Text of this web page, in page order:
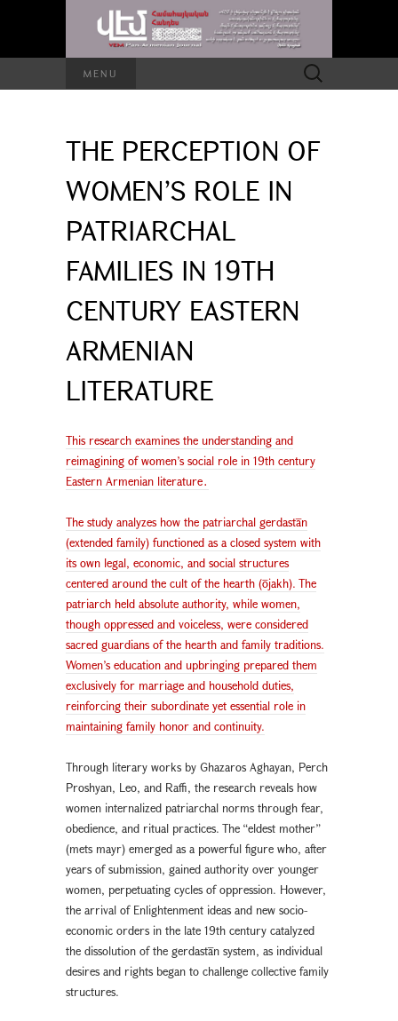
MENU
Search
for:
THE PERCEPTION OF
WOMEN’S ROLE IN
PATRIARCHAL
FAMILIES IN 19TH
CENTURY EASTERN
ARMENIAN
LITERATURE
This research examines the understanding and
reimagining of women’s social role in 19th century
Eastern Armenian literature․
The study analyzes how the patriarchal gerdastān
(extended family) functioned as a closed system with
its own legal, economic, and social structures
centered around the cult of the hearth (ōjakh). The
patriarch held absolute authority, while women,
though oppressed and voiceless, were considered
sacred guardians of the hearth and family traditions.
Women’s education and upbringing prepared them
exclusively for marriage and household duties,
reinforcing their subordinate yet essential role in
maintaining family honor and continuity.
Through literary works by Ghazaros Aghayan, Perch
Proshyan, Leo, and Raffi, the research reveals how
women internalized patriarchal norms through fear,
obedience, and ritual practices. The “eldest mother”
(mets mayr) emerged as a powerful figure who, after
years of submission, gained authority over younger
women, perpetuating cycles of oppression. However,
the arrival of Enlightenment ideas and new socio-
economic orders in the late 19th century catalyzed
the dissolution of the gerdastān system, as individual
desires and rights began to challenge collective family
structures.